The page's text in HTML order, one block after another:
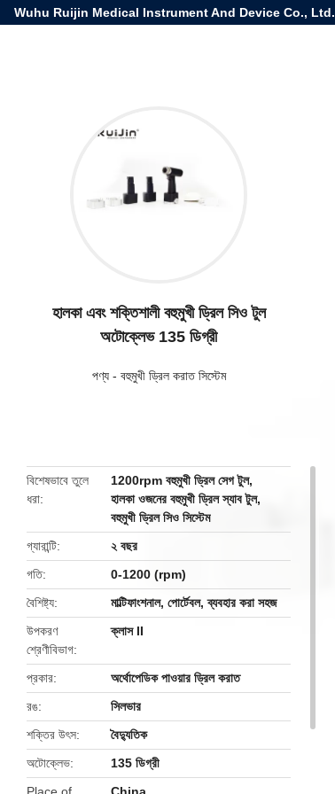
Wuhu Ruijin Medical Instrument And Device Co., Ltd.
হালকা এবং শক্তিশালী বহুমুখী ড্রিল সিও টুল
অটোক্লেভ 135 ডিগ্রী
পণ্য- বহুমুখী ড্রিল করাত সিস্টেম
বিশেষভাবে তুলে
ধরা
1200rpm বহুমুখী ড্রিল সেগ টুল,
হালকা ওজনের বহুমুখী ড্রিল স্যাব টুল,
বহুমুখী ড্রিল সিও সিস্টেম
গ্যারান্টি
২ বছর
গতি
0-1200 (rpm)
বৈশিষ্ট্য
মাল্টিফাংশনাল, পোর্টেবল, ব্যবহার করা সহজ
উপকরণ
শ্রেণীবিভাগ
ক্লাস II
প্রকার
অর্থোপেডিক পাওয়ার ড্রিল করাত
রঙ
সিলভার
শক্তির উৎস
বৈদ্যুতিক
অটোক্লেভ
135 ডিগ্রী